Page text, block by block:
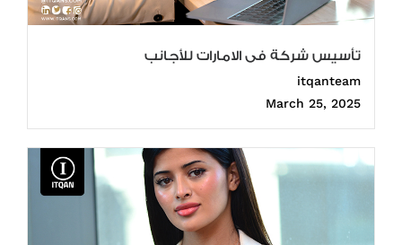
تأسيس شركة فى الامارات للأجانب
itqanteam
March 25, 2025